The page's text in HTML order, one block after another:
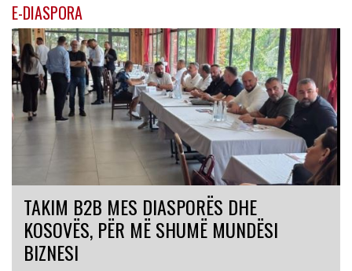
E-DIASPORA
TAKIM B2B MES DIASPORËS DHE
KOSOVËS, PËR MË SHUMË MUNDËSI
BIZNESI